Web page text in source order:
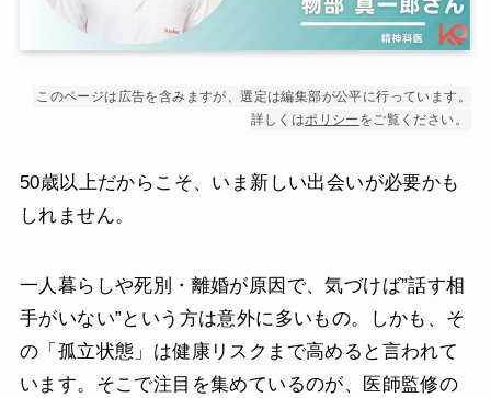
このページは広告を含みますが、選定は編集部が公平に行っています。
詳しくはポリシー をご覧ください。
50歳以上だからこそ、いま新しい出会いが必要かも
しれません。
一人暮らしや死別・離婚が原因で、気づけば”話す相
手がいない”という方は意外に多いもの。しかも、そ
の「孤立状態」は健康リスクまで高めると言われて
います。そこで注目を集めているのが、医師監修の